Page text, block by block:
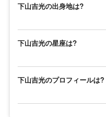
下山吉光の出身地は?
下山吉光の星座は?
下山吉光のプロフィールは?